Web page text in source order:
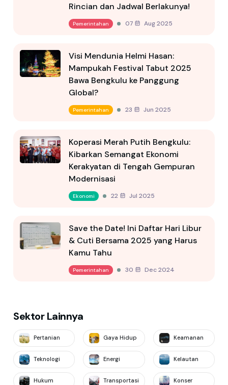
Rincian dan Jadwal Berlakunya!
Pemerintahan 07 Aug 2025
Visi Mendunia Helmi Hasan:
Mampukah Festival Tabut 2025
Bawa Bengkulu ke Panggung
Global?
Pemerintahan 23 Jun 2025
Koperasi Merah Putih Bengkulu:
Kibarkan Semangat Ekonomi
Kerakyatan di Tengah Gempuran
Modernisasi
Ekonomi 22 Jul 2025
Save the Date! Ini Daftar Hari Libur
& Cuti Bersama 2025 yang Harus
Kamu Tahu
Pemerintahan 30 Dec 2024
Sektor Lainnya
Pertanian Gaya Hidup Keamanan
Teknologi Energi Kelautan
Hukum Transportasi Konser